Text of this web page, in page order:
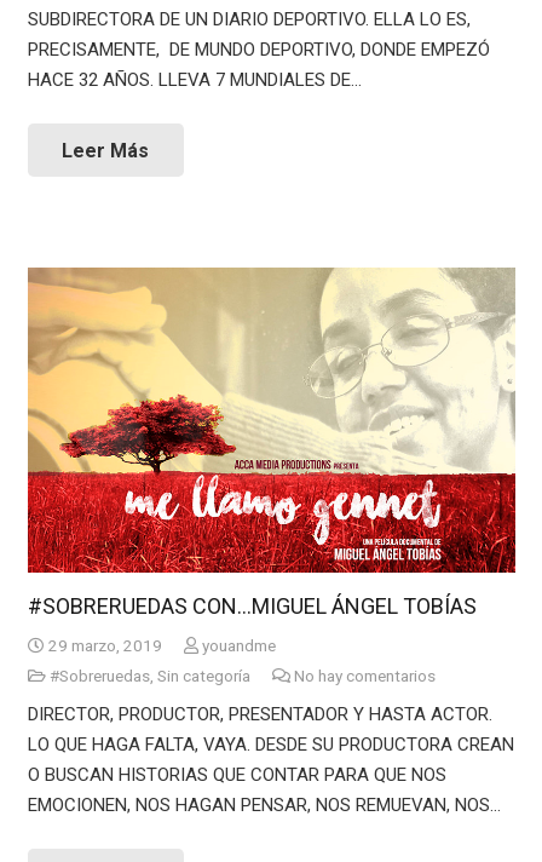
SUBDIRECTORA DE UN DIARIO DEPORTIVO. ELLA LO ES,
PRECISAMENTE, DE MUNDO DEPORTIVO, DONDE EMPEZÓ
HACE 32 AÑOS. LLEVA 7 MUNDIALES DE…
Leer Más
#SOBRERUEDAS CON…MIGUEL ÁNGEL TOBÍAS
29 marzo, 2019
youandme
#Sobreruedas, Sin categoría No hay comentarios
DIRECTOR, PRODUCTOR, PRESENTADOR Y HASTA ACTOR.
LO QUE HAGA FALTA, VAYA. DESDE SU PRODUCTORA CREAN
O BUSCAN HISTORIAS QUE CONTAR PARA QUE NOS
EMOCIONEN, NOS HAGAN PENSAR, NOS REMUEVAN, NOS…